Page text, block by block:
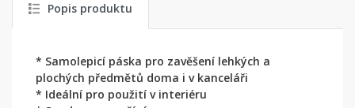
Popis produktu
* Samolepicí páska pro zavěšení lehkých a
plochých předmětů doma i v kanceláři
* Ideální pro použití v interiéru